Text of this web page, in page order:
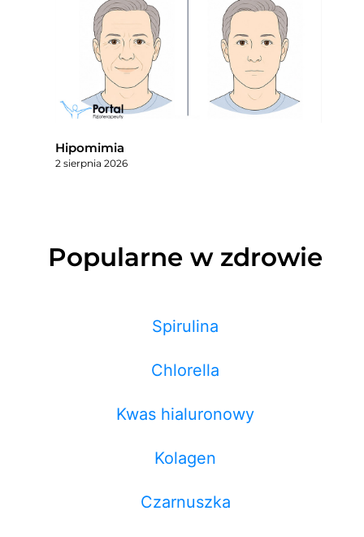
Hipomimia
2 sierpnia 2026
Popularne w zdrowie
Spirulina
Chlorella
Kwas hialuronowy
Kolagen
Czarnuszka